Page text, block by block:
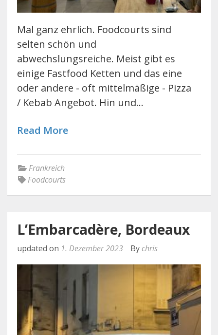
Mal ganz ehrlich. Foodcourts sind
selten schön und
abwechslungsreiche. Meist gibt es
einige Fastfood Ketten und das eine
oder andere - oft mittelmäßige - Pizza
/ Kebab Angebot. Hin und…
Read More
Frankreich
Foodcourts
L’Embarcadère, Bordeaux
updated on 1. Dezember 2023 By chris